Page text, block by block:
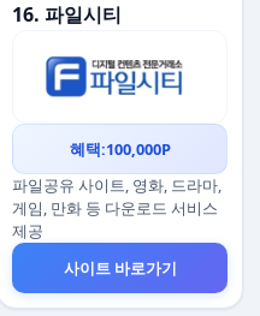
16. 파일시티
혜택:100,000P
파일공유 사이트, 영화, 드라마,
게임, 만화 등 다운로드 서비스
제공
사이트 바로가기